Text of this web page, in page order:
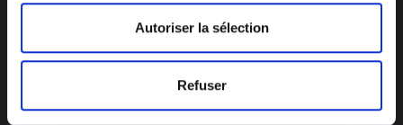
Autoriser la sélection
Refuser
Eclairage Solaire
Fontaines & Jardin Solaire